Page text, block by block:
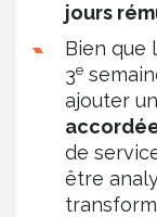
jours
Bien que
3e
ajouter
de
être